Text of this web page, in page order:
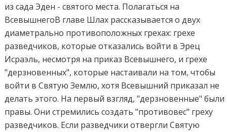
из сада Эден - святого места. Полагаться на
ВсевышнегоВ главе Шлах рассказывается о двух
диаметрально противоположных грехах: грехе
разведчиков, которые отказались войти в Эрец
Исраэль, несмотря на приказ Всевышнего, и грехе
"дерзновенных", которые настаивали на том, чтобы
войти в Святую Землю, хотя Всевышний приказал не
делать этого. На первый взгляд, "дерзновенные" были
правы. Они стремились создать "противовес" греху
разведчиков. Если разведчики отвергли Святую